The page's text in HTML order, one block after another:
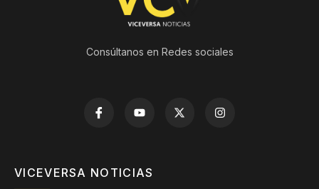
Consúltanos en Redes sociales
VICEVERSA NOTICIAS